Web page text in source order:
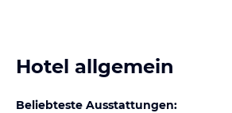
Hotel allgemein
Beliebteste Ausstattungen: